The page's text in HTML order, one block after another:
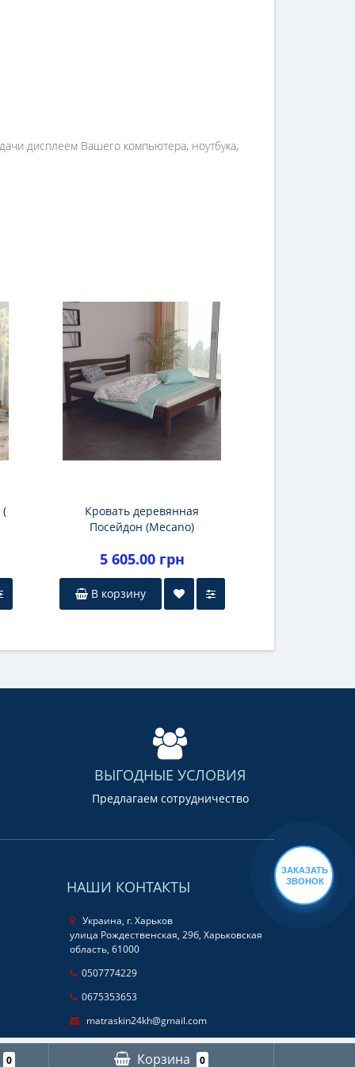
дисплеем Вашего компьютера, ноутбука,
(
Кровать деревянная
Посейдон (Mecano)
5 605.00 грн
В корзину
ВЫГОДНЫЕ УСЛОВИЯ
Предлагаем сотрудничество
НАШИ КОНТАКТЫ
Украина, г. Харьков
улица Рождественская, 29б, Харьковская
область, 61000
0507774229
0675353653
matraskin24kh@gmail.com
ЗАКАЗАТЬ
ЗВОНОК
0 Корзина 0